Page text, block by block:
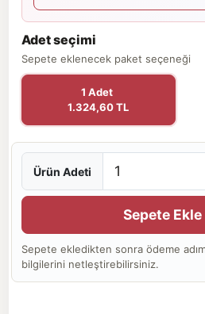
Adet seçimi
Sepete eklenecek paket seçeneği
1 Adet
1.324,60 TL
Ürün Adeti
Sepete Ekle
Sepete ekledikten sonra ödeme
bilgilerini netleştirebilirsiniz.